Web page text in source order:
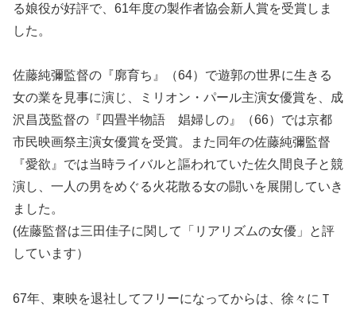
る娘役が好評で、61年度の製作者協会新人賞を受賞しま
した。
佐藤純彌監督の『廓育ち』（64）で遊郭の世界に生きる
女の業を見事に演じ、ミリオン・パール主演女優賞を、成
沢昌茂監督の『四畳半物語 娼婦しの』（66）では京都
市民映画祭主演女優賞を受賞。また同年の佐藤純彌監督
『愛欲』では当時ライバルと謳われていた佐久間良子と競
演し、一人の男をめぐる火花散る女の闘いを展開していき
ました。
(佐藤監督は三田佳子に関して「リアリズムの女優」と評
しています）
67年、東映を退社してフリーになってからは、徐々にＴ